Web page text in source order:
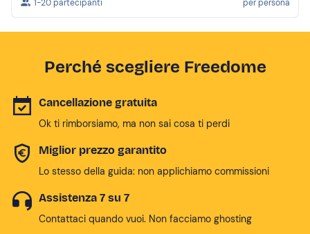
1-20 partecipanti per persona
Perché scegliere Freedome
Cancellazione gratuita
Ok ti rimborsiamo, ma non sai cosa ti perdi
Miglior prezzo garantito
Lo stesso della guida: non applichiamo commissioni
Assistenza 7 su 7
Contattaci quando vuoi. Non facciamo ghosting